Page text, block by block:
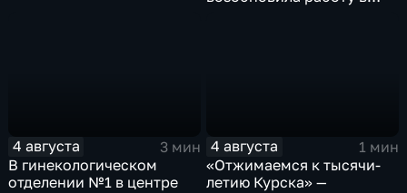
4 августа
3 мин
В гинекологическом
отделении №1 в центре
4 августа
1 мин
«Отжимаемся к тысячи-
летию Курска» —